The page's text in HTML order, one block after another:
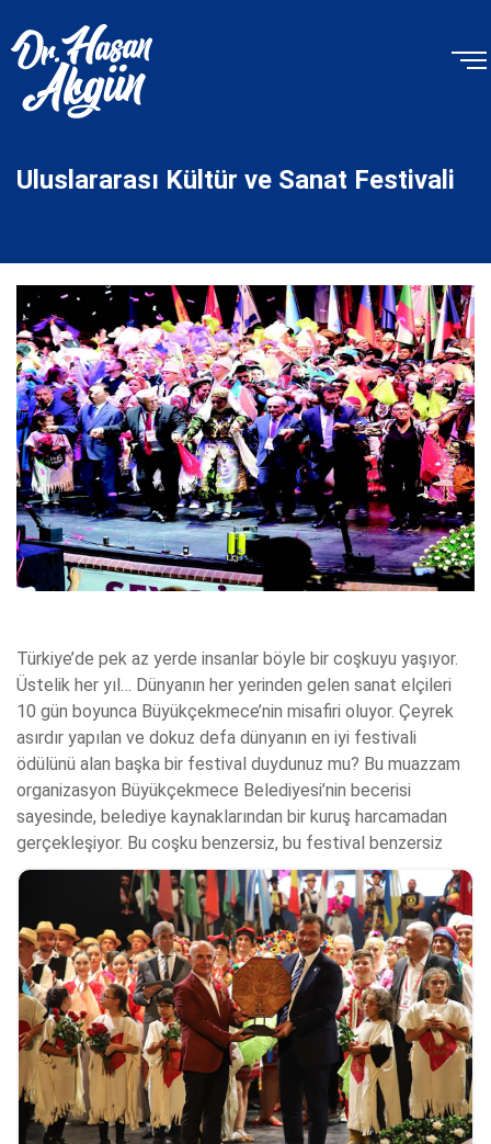
Uluslararası Kültür ve Sanat Festivali
Türkiye’de pek az yerde insanlar böyle bir coşkuyu yaşıyor.
Üstelik her yıl… Dünyanın her yerinden gelen sanat elçileri
10 gün boyunca Büyükçekmece’nin misafiri oluyor. Çeyrek
asırdır yapılan ve dokuz defa dünyanın en iyi festivali
ödülünü alan başka bir festival duydunuz mu? Bu muazzam
organizasyon Büyükçekmece Belediyesi’nin becerisi
sayesinde, belediye kaynaklarından bir kuruş harcamadan
gerçekleşiyor. Bu coşku benzersiz, bu festival benzersiz